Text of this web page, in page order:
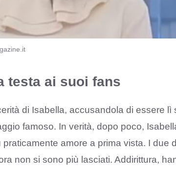
testa ai suoi fans
di Isabella, accusandola di essere lì
famoso. In verità, dopo poco,
praticamente amore a prima vista. I due
non si sono più lasciati. Addirittura,